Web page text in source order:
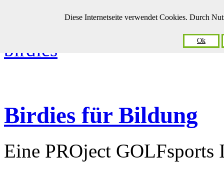
Birdies für Bildung
Eine PROject GOLFsports
Diese Internetseite verwendet Cookies. Durch
Ok